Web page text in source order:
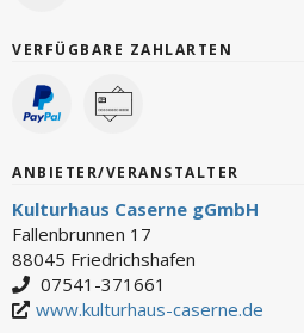
VERFÜGBARE ZAHLARTEN
ANBIETER/VERANSTALTER
Kulturhaus Caserne gGmbH
Fallenbrunnen 17
88045 Friedrichshafen
07541-371661
www.kulturhaus-caserne.de